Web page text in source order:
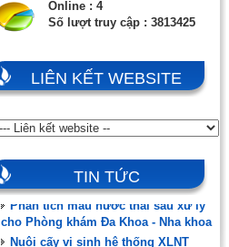
Online : 4
Số lượt truy cập : 3813425
LIÊN KẾT WEBSITE
TIN TỨC
Đào tạo, hướng dẫn vận hành,
chuyển giao công nghệ
MEMSTAR (SINGAPORE)
Phân tích mẫu nước thải sau xử lý
cho Phòng khám Đa Khoa - Nha khoa
Nuôi cấy vi sinh hệ thống XLNT
Phòng khám Đa Khoa Nha khoa